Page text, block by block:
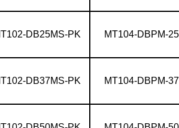
DB25MS-PK MT104-DBPM-25
DB37MS-PK MT104-DBPM-37